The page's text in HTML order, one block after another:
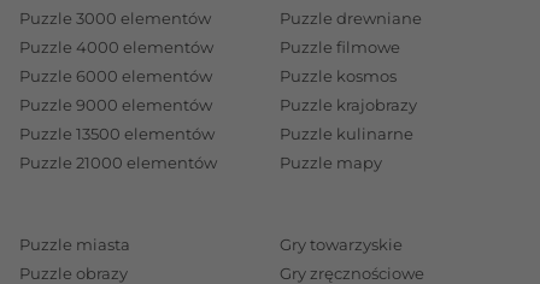
Puzzle 3000 elementów
Puzzle 4000 elementów
Puzzle 6000 elementów
Puzzle 9000 elementów
Puzzle 13500 elementów
Puzzle 21000 elementów
Puzzle drewniane
Puzzle filmowe
Puzzle kosmos
Puzzle krajobrazy
Puzzle kulinarne
Puzzle mapy
Puzzle miasta
Puzzle obrazy
Gry towarzyskie
Gry zręcznościowe